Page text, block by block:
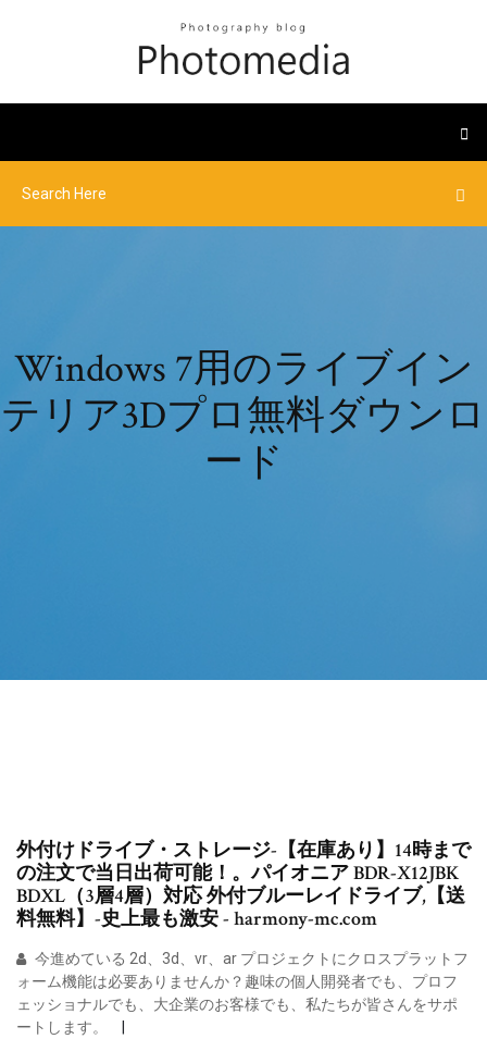
Windows 7用のライブイン
テリア3Dプロ無料ダウンロ
ード
外付けドライブ・ストレージ-【在庫あり】14時まで
の注文で当日出荷可能！。パイオニア BDR-X12JBK
BDXL（3層4層）対応 外付ブルーレイドライブ,【送
料無料】-史上最も激安 - harmony-mc.com
今進めている 2d、3d、vr、ar プロジェクトにクロスプラットフ
ォーム機能は必要ありませんか？趣味の個人開発者でも、プロフ
ェッショナルでも、大企業のお客様でも、私たちが皆さんをサポ
ートします。